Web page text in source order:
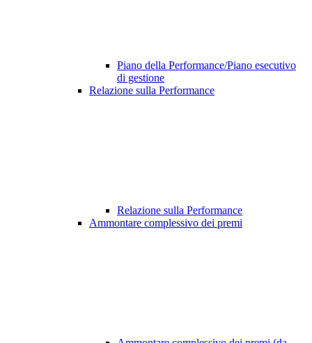
Piano della Performance/Piano esecutivo
di gestione
Relazione sulla Performance
Relazione sulla Performance
Ammontare complessivo dei premi